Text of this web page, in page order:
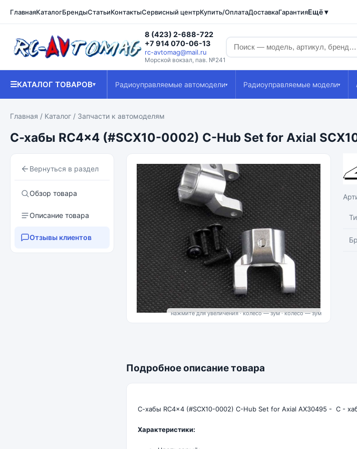
ГлавнаяКаталогБрендыСтатьиКонтактыСервисный центрКупить/ОплатаДоставкаГарантияЕщё ▾
8 (423) 2-688-722
+7 914 070-06-13
rc-avtomag@mail.ru
Морской вокзал, пав. №241
☰КАТАЛОГ ТОВАРОВ▾ Радиоуправляемые автомодели▾ Радиоуправляемые модели▾
Главная / Каталог / Запчасти к автомоделям
С-хабы RC4x4 (#SCX10-0002) C-Hub Set for Axial
Вернуться в раздел
Обзор товара
Описание товара
Отзывы клиентов
нажмите для увеличения · колесо — зум
Подробное описание товара
С-хабы RC4x4 (#SCX10-0002) C-Hub Set for Axial AX30495 - С -
Характеристики: